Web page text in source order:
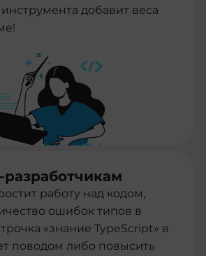
добавит веса
работу над кодом,
ошибок типов в
«знание TypeScript» в
поводом либо повысить